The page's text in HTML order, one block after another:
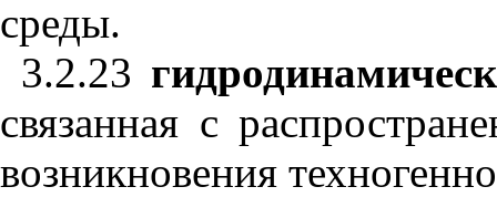
среды.
3.2.23
связанная с
возникновения